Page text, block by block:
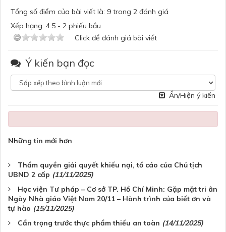
Tổng số điểm của bài viết là: 9 trong 2 đánh giá
Xếp hạng: 4.5 - 2 phiếu bầu
Click để đánh giá bài viết
Ý kiến bạn đọc
Ẩn/Hiện ý kiến
Những tin mới hơn
Thẩm quyền giải quyết khiếu nại, tố cáo của Chủ tịch
UBND 2 cấp (11/11/2025)
Học viện Tư pháp – Cơ sở TP. Hồ Chí Minh: Gặp mặt tri ân
Ngày Nhà giáo Việt Nam 20/11 – Hành trình của biết ơn và
tự hào (15/11/2025)
Cẩn trọng trước thực phẩm thiếu an toàn (14/11/2025)